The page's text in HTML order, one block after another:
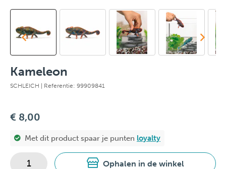
Kameleon
SCHLEICH | Referentie: 99909841
€ 8,00
Met dit product spaar je punten loyalty
Ophalen in de winkel